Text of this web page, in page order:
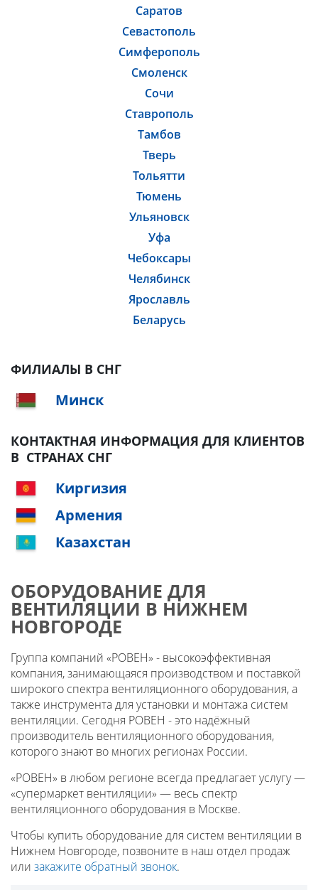
Саратов
Севастополь
Симферополь
Смоленск
Сочи
Ставрополь
Тамбов
Тверь
Тольятти
Тюмень
Ульяновск
Уфа
Чебоксары
Челябинск
Ярославль
Беларусь
ФИЛИАЛЫ В СНГ
Минск
КОНТАКТНАЯ ИНФОРМАЦИЯ ДЛЯ КЛИЕНТОВ
В СТРАНАХ СНГ
Киргизия
Армения
Казахстан
ОБОРУДОВАНИЕ ДЛЯ
ВЕНТИЛЯЦИИ В НИЖНЕМ
НОВГОРОДЕ
Группа компаний «РОВЕН» - высокоэффективная
компания, занимающаяся производством и поставкой
широкого спектра вентиляционного оборудования, а
также инструмента для установки и монтажа систем
вентиляции. Сегодня РОВЕН - это надёжный
производитель вентиляционного оборудования,
которого знают во многих регионах России.
«РОВЕН» в любом регионе всегда предлагает услугу —
«супермаркет вентиляции» — весь спектр
вентиляционного оборудования в Москве.
Чтобы купить оборудование для систем вентиляции в
Нижнем Новгороде, позвоните в наш отдел продаж
или закажите обратный звонок.